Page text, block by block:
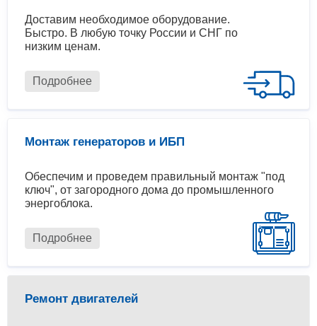
Доставим необходимое оборудование.
Быстро. В любую точку России и СНГ по
низким ценам.
Подробнее
Монтаж генераторов и ИБП
Обеспечим и проведем правильный монтаж "под
ключ", от загородного дома до промышленного
энергоблока.
Подробнее
Ремонт двигателей